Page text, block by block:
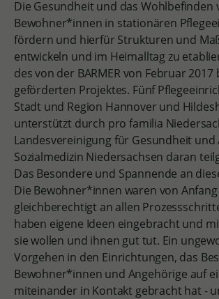
Die Gesundheit und das Wohlbefinden
Bewohner*innen in stationären
fördern und hierfür Strukturen und
entwickeln und im Heimalltag zu
des von der BARMER von Februar 2017
geförderten Projektes. Fünf
Stadt und Region Hannover und
unterstützt durch pro familia
Landesvereinigung für Gesundheit und
Sozialmedizin Niedersachsen daran
Das Besondere und Spannende an
Die Bewohner*innen waren von Anfang
gleichberechtigt an allen
haben eigene Ideen eingebracht und
sie wollen und ihnen gut tut. Ein
Vorgehen in den Einrichtungen, das
Bewohner*innen und Angehörige auf
miteinander in Kontakt gebracht hat -